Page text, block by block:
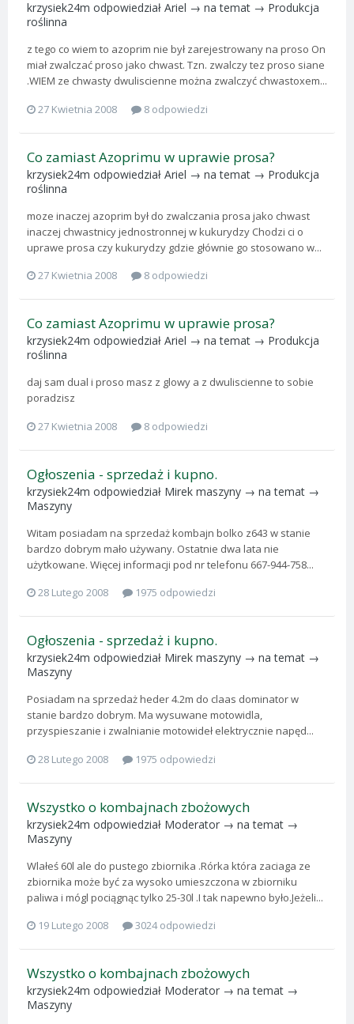
krzysiek24m odpowiedział Ariel → na temat → Produkcja
roślinna
z tego co wiem to azoprim nie był zarejestrowany na proso On
miał zwalczać proso jako chwast. Tzn. zwalczy tez proso siane
.WIEM ze chwasty dwuliscienne można zwalczyć chwastoxem...
27 Kwietnia 2008
8 odpowiedzi
Co zamiast Azoprimu w uprawie prosa?
krzysiek24m odpowiedział Ariel → na temat → Produkcja
roślinna
moze inaczej azoprim był do zwalczania prosa jako chwast
inaczej chwastnicy jednostronnej w kukurydzy Chodzi ci o
uprawe prosa czy kukurydzy gdzie głównie go stosowano w...
27 Kwietnia 2008
8 odpowiedzi
Co zamiast Azoprimu w uprawie prosa?
krzysiek24m odpowiedział Ariel → na temat → Produkcja
roślinna
daj sam dual i proso masz z glowy a z dwuliscienne to sobie
poradzisz
27 Kwietnia 2008
8 odpowiedzi
Ogłoszenia - sprzedaż i kupno.
krzysiek24m odpowiedział Mirek maszyny → na temat →
Maszyny
Witam posiadam na sprzedaż kombajn bolko z643 w stanie
bardzo dobrym mało używany. Ostatnie dwa lata nie
użytkowane. Więcej informacji pod nr telefonu 667-944-758...
28 Lutego 2008
1975 odpowiedzi
Ogłoszenia - sprzedaż i kupno.
krzysiek24m odpowiedział Mirek maszyny → na temat →
Maszyny
Posiadam na sprzedaż heder 4.2m do claas dominator w
stanie bardzo dobrym. Ma wysuwane motowidla,
przyspieszanie i zwalnianie motowideł elektrycznie napęd...
28 Lutego 2008
1975 odpowiedzi
Wszystko o kombajnach zbożowych
krzysiek24m odpowiedział Moderator → na temat →
Maszyny
Wlałeś 60l ale do pustego zbiornika .Rórka która zaciaga ze
zbiornika może być za wysoko umieszczona w zbiorniku
paliwa i mógl pociągnąc tylko 25-30l .I tak napewno było.Jeżeli...
19 Lutego 2008
3024 odpowiedzi
Wszystko o kombajnach zbożowych
krzysiek24m odpowiedział Moderator → na temat →
Maszyny